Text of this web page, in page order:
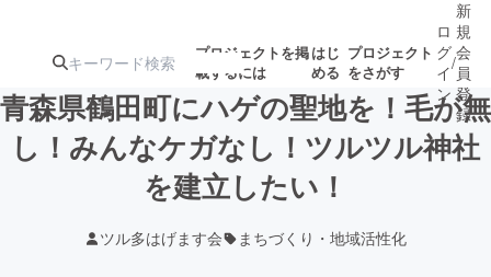
プロジェクトを掲
載するには
はじ
める
プロジェクト
をさがす
注目のリ 注目の新着プロ
ジェクト
募集終了が近いプ
ロ
グ
イ
ン
/
新
規
会
員
登
録
青森県鶴田町にハゲの聖地を！毛が無
し！みんなケガなし！ツルツル神社
を建立したい！
ツル多はげます会 まちづくり・地域活性化